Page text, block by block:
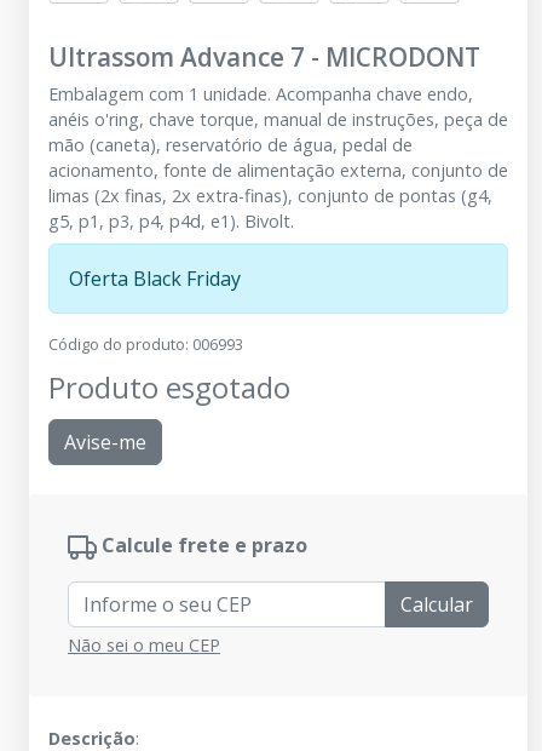
Ultrassom Advance 7 - MICRODONT
Embalagem com 1 unidade. Acompanha chave endo,
anéis o'ring, chave torque, manual de instruções, peça de
mão (caneta), reservatório de água, pedal de
acionamento, fonte de alimentação externa, conjunto de
limas (2x finas, 2x extra-finas), conjunto de pontas (g4,
g5, p1, p3, p4, p4d, e1). Bivolt.
Oferta Black Friday
Código do produto: 006993
Produto esgotado
Avise-me
Calcule frete e prazo
Calcular
Não sei o meu CEP
Descrição: